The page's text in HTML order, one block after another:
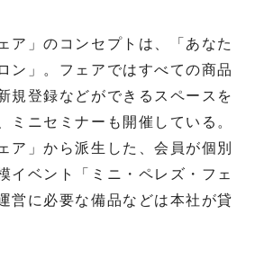
ア」のコンセプトは、「あなた
ン」。フェアではすべての商品
規登録などができるスペースを
ミニセミナーも開催している。
」から派生した、会員が個別
イベント「ミニ・ペレズ・フェ
営に必要な備品などは本社が貸